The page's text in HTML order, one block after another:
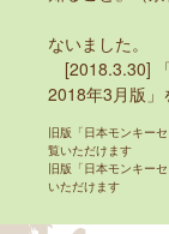
あわせて
ないました。
[2018.3.30]
2018年3月版」
旧版「日本モンキー
覧いただけます
旧版「日本モンキー
いただけます